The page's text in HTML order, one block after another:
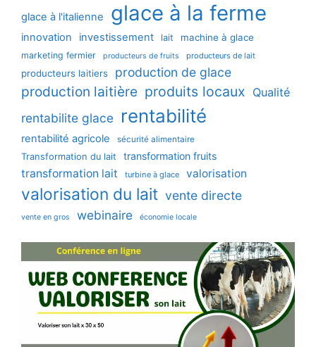
glace à l'italienne glace à la ferme
innovation investissement lait machine à glace
marketing fermier producteurs de fruits producteurs de lait
producteurs laitiers production de glace
production laitière produits locaux Qualité
rentabilite glace rentabilité
rentabilité agricole sécurité alimentaire
Transformation du lait transformation fruits
transformation lait turbine à glace valorisation
valorisation du lait vente directe
vente en gros webinaire économie locale